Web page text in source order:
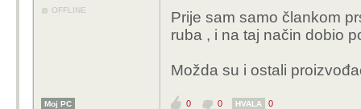
OFFLINE
Prije sam samo člankom
ruba , i na taj način dobio
Možda su i ostali
Moj PC 0 0 HVALA 0